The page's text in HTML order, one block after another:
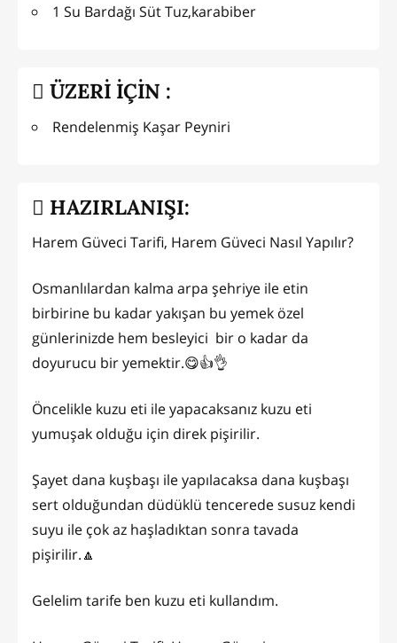
1 Su Bardağı Süt Tuz,karabiber
ÜZERİ İÇİN :
Rendelenmiş Kaşar Peyniri
HAZIRLANIŞI:
Harem Güveci Tarifi, Harem Güveci Nasıl Yapılır?
Osmanlılardan kalma arpa şehriye ile etin
birbirine bu kadar yakışan bu yemek özel
günlerinizde hem besleyici bir o kadar da
doyurucu bir yemektir.😋👍👌
Öncelikle kuzu eti ile yapacaksanız kuzu eti
yumuşak olduğu için direk pişirilir.
Şayet dana kuşbaşı ile yapılacaksa dana kuşbaşı
sert olduğundan düdüklü tencerede susuz kendi
suyu ile çok az haşladıktan sonra tavada
pişirilir.🔼
Gelelim tarife ben kuzu eti kullandım.